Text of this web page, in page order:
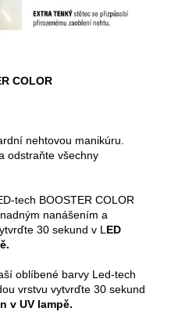
COLOR
nehtovou manikúru.
odstraňte všechny
tech BOOSTER COLOR
nanášením a
30 sekund v L ED
oblíbené barvy Led-tech
vrstvu vytvrďte 30 sekund
v UV lampě.